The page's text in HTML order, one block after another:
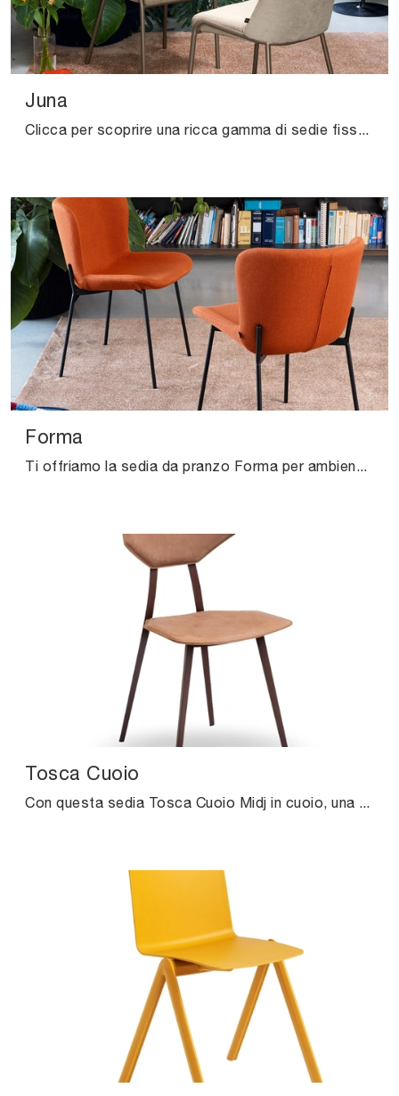
Juna
Clicca per scoprire una ricca gamma di sedie fisse per stanze moderne: il modello Juna di Connubia ti attende!
Forma
Ti offriamo la sedia da pranzo Forma per ambientazioni moderne, tra le più originali Sedie fisse di Connubia.
Tosca Cuoio